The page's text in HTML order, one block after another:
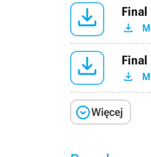
 Final

 Final

Więcej